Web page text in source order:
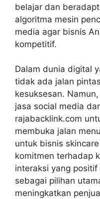
belajar dan
algoritma mesin
media agar bisnis
kompetitif.
Dalam dunia digital
tidak ada jalan
kesuksesan.
jasa social media
rajabacklink.com
membuka jalan
untuk bisnis
komitmen terhadap
interaksi yang
sebagai pilihan
meningkatkan